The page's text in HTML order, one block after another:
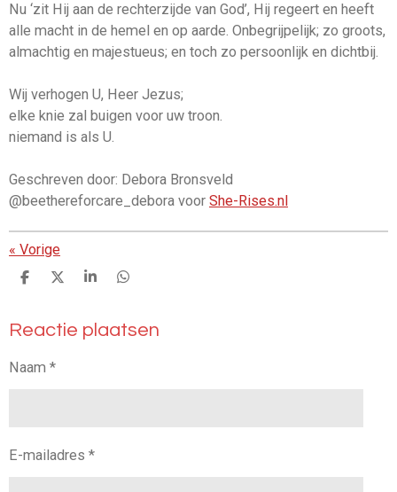
Nu ‘zit Hij aan de rechterzijde van God’, Hij regeert en heeft
alle macht in de hemel en op aarde. Onbegrijpelijk; zo groots,
almachtig en majestueus; en toch zo persoonlijk en dichtbij.
Wij verhogen U, Heer Jezus;
elke knie zal buigen voor uw troon.
niemand is als U.
Geschreven door: Debora Bronsveld
@beethereforcare_debora voor She-Rises.nl
« Vorige
D
e
D
l
S
r
D
e
Reactie plaatsen
Naam *
E-mailadres *